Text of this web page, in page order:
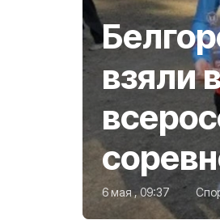
взяли
6 мая , 09:37